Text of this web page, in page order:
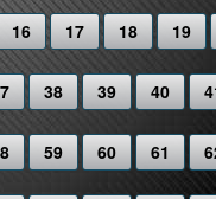
16 17 18 19
38 39 40
59 60 61